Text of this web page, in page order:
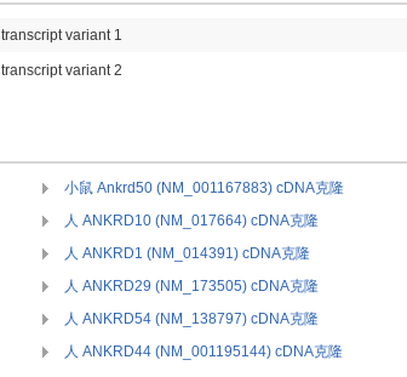
transcript variant 1
transcript variant 2
小鼠 Ankrd50 (NM_001167883) cDNA克隆
人 ANKRD10 (NM_017664) cDNA克隆
人 ANKRD1 (NM_014391) cDNA克隆
人 ANKRD29 (NM_173505) cDNA克隆
人 ANKRD54 (NM_138797) cDNA克隆
人 ANKRD44 (NM_001195144) cDNA克隆